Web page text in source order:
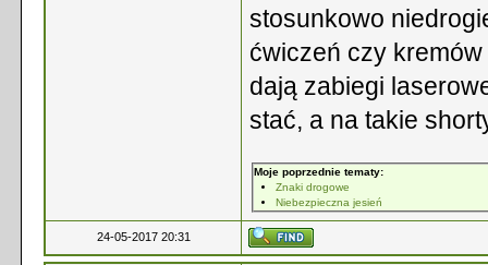
stosunkowo
ćwiczeń czy
dają zabiegi
stać, a na takie
Moje poprzednie tematy:
Znaki drogowe
Niebezpieczna jesień
24-05-2017 20:31